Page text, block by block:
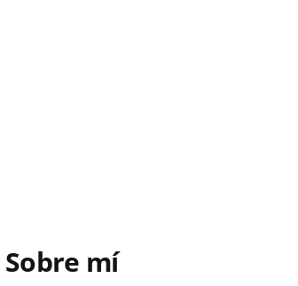
Sobre mí